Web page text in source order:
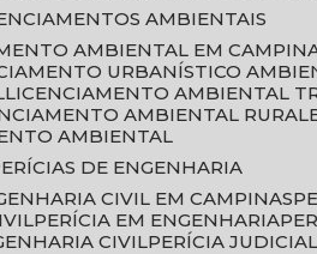
AMBIENTAIS
AMBIENTAL EM
URBANÍSTICO
LICENCIAMENTO AMBIENTAL
AMBIENTAL RURAL
AMBIENTAL
PERÍCIAS DE ENGENHARIA
CIVIL EM CAMPINAS
PERÍCIA EM ENGENHARIA
CIVIL PERÍCIA